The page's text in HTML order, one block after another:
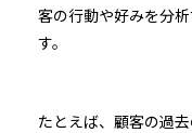
客の行動や好みを分
す。
たとえば、顧客の過